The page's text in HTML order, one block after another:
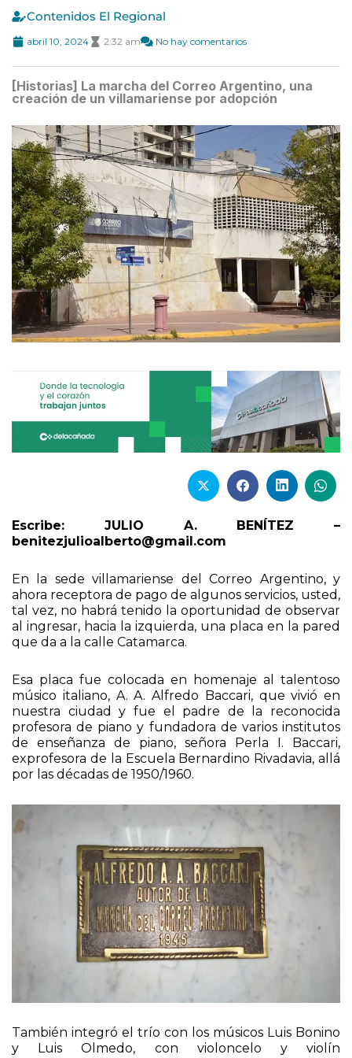
Contenidos El Regional
abril 10, 2024 2:32 am No hay comentarios
[Historias] La marcha del Correo Argentino, una
creación de un villamariense por adopción
Escribe: JULIO A. BENÍTEZ –
En la sede villamariense del Correo Argentino, y
ahora receptora de pago de algunos servicios, usted,
tal vez, no habrá tenido la oportunidad de observar
al ingresar, hacia la izquierda, una placa en la pared
Esa placa fue colocada en homenaje al talentoso
músico italiano, A. A. Alfredo Baccari, que vivió en
nuestra ciudad y fue el padre de la reconocida
profesora de piano y fundadora de varios institutos
de enseñanza de piano, señora Perla I. Baccari,
exprofesora de la Escuela Bernardino Rivadavia, allá